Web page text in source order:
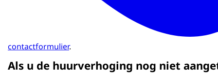
contactformulier.
Als u de huurverhoging nog niet